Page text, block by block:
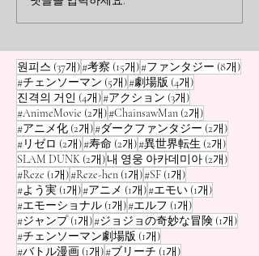
론
일까요? 그것은 에렌도 아니
고, 리바이 병장도 아닙니다.
바로 쟝 키르슈타인 입니다. 이
야기 초반, 그는 결코 '훌륭한
병사'가 아니었습니다. 오히려
자신의 안전과 쾌적한 생활을
최우선으로 생각하는, 우리와
똑같은 현실
원피스 (37개)게시물 37개
#考察 (15개)게시물 15개
#ファンタジー (8개)게
#チェンソーマン (5개)게시물 5개
#劇場版 (4개)게시물 4개
진격의 거인 (4개)게시물 4개
#アクション (3개)게시물 3개
#AnimeMovie (2개)게시물 2개
#ChainsawMan (2개)게시물 2개
#アニメ化 (2개)게시물 2개
#ダークファンタジー (2개)게시물
#リゼロ (2개)게시물 2개
#寿命 (2개)게시물 2개
#異世界転生 (2개)게시물
SLAM DUNK (2개)게시물 2개
내 영웅 아카데미아 (2개)게시물
#Reze (1개)게시물 1개
#Reze-hen (1개)게시물 1개
#SF (1개)게시물 1개
#よう実 (1개)게시물 1개
#アニメ (1개)게시물 1개
#エモい (1개)게시물 1개
#エモーショナル (1개)게시물 1개
#エルフ (1개)게시물 1개
#ジャンプ (1개)게시물 1개
#ジョジョの奇妙な冒険 (1개)게시
#チェンソーマン劇場版 (1개)게시물 1개
#バトル漫画 (1개)게시물 1개
#ブリーチ (1개)게시물 1개